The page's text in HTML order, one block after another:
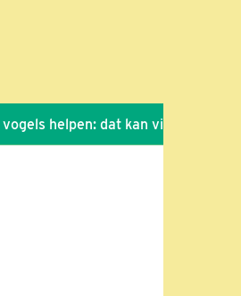
helpen: dat kan via de link!